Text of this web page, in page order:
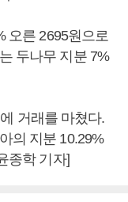
오른 2695원으로
두나무 지분 7%
거래를 마쳤다.
의 지분 10.29%
종학 기자]